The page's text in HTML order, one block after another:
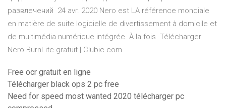
развлечений 24 avr. 2020 Nero est LA référence mondiale
en matière de suite logicielle de divertissement à domicile et
de multimédia numérique intégrée. À la fois Télécharger
Nero BurnLite gratuit | Clubic.com
Free ocr gratuit en ligne
Télécharger black ops 2 pc free
Need for speed most wanted 2020 télécharger pc